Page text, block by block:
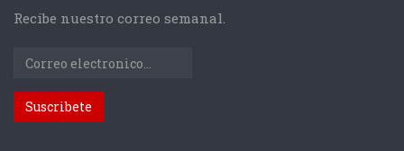
Recibe nuestro correo semanal.